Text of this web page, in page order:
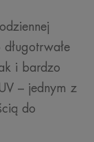
i bardzo
– jednym z
do